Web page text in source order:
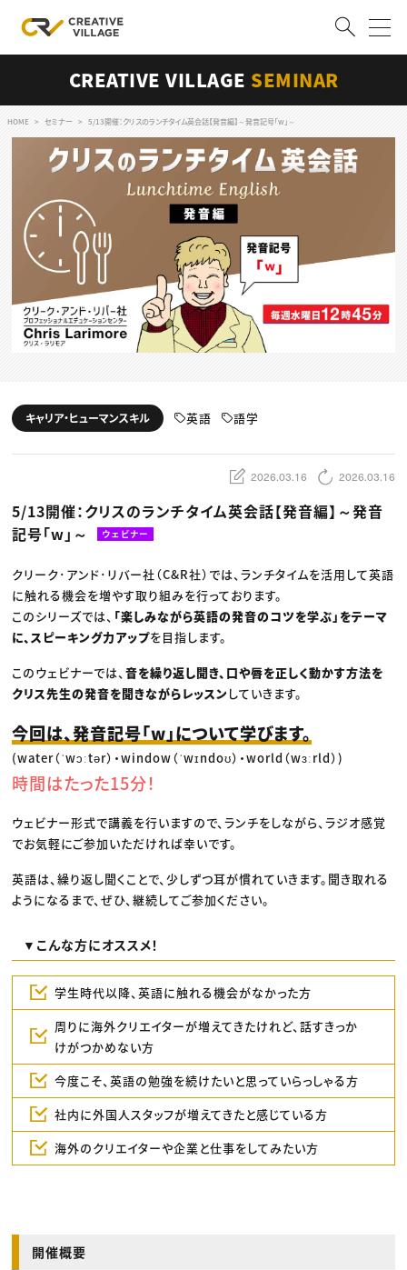
ログイン 会員登録
クリエイター求人を探す
CREATIVE JOB求人検索
特集求人
採用説明会
転職支援サービス
CONTENTS
スキルアップしたい！
動画配信・映像制作
編集・ライティング
ディレクション
TOP Creator’s コラム トップ
Webクリエイター
ゲームクリエイター
クリエイターインタビュー
C＆R Magazine
セミナー
ニュース・トレンド トップ
Web
映像
広告
出版
CREATIVE VILLAGEからのお知らせ
プロフェッショナル×つながる×メディア
CREATIVE VILLAGE SEMINAR
HOME セミナー 5/13開催：クリスのランチタイム英会話【発音編】～発音記号「w」～
キャリア・ヒューマンスキル 英語 語学
2026.03.16 2026.03.16
5/13開催：クリスのランチタイム英会話【発音編】～発音
記号「w」～
ウェビナー
クリーク･アンド･リバー社（C&R社）では、ランチタイムを活用して英語
に触れる機会を増やす取り組みを行っております。
このシリーズでは、 「楽しみながら英語の発音のコツを学ぶ」をテーマ
に、スピーキング力アップを目指します。
このウェビナーでは、音を繰り返し聞き、口や唇を正しく動かす方法を
クリス先生の発音を聞きながらレッスンしていきます。
今回は、発音記号「w」について学びます。
(water（ˈwɔːtər）・window（ˈwɪndoʊ）・world（wɜːrld）)
時間はたった15分！
ウェビナー形式で講義を行いますので、ランチをしながら、ラジオ感覚
でお気軽にご参加いただければ幸いです。
英語は、繰り返し聞くことで、少しずつ耳が慣れていきます。聞き取れる
ようになるまで、ぜひ、継続してご参加ください。
▼こんな方にオススメ！
学生時代以降、英語に触れる機会がなかった方
周りに海外クリエイターが増えてきたけれど、話すきっか
けがつかめない方
今度こそ、英語の勉強を続けたいと思っていらっしゃる方
社内に外国人スタッフが増えてきたと感じている方
海外のクリエイターや企業と仕事をしてみたい方
開催概要